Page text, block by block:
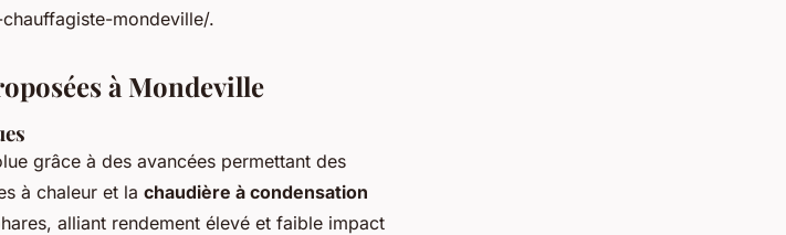
mondeville/.
à Mondeville
grâce à des avancées permettant des
à chaleur et la chaudière à condensation
alliant rendement élevé et faible impact